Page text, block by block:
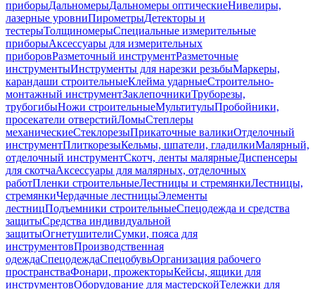
приборыДальномерыДальномеры оптическиеНивелиры,
лазерные уровниПирометрыДетекторы и
тестерыТолщиномерыСпециальные измерительные
приборыАксессуары для измерительных
приборовРазметочный инструментРазметочные
инструментыИнструменты для нарезки резьбыМаркеры,
карандаши строительныеКлейма ударныеСтроительно-
монтажный инструментЗаклепочникиТруборезы,
трубогибыНожи строительныеМультитулыПробойники,
просекатели отверстийЛомыСтеплеры
механическиеСтеклорезыПрикаточные валикиОтделочный
инструментПлиткорезыКельмы, шпатели, гладилкиМалярный,
отделочный инструментСкотч, ленты малярныеДиспенсеры
для скотчаАксессуары для малярных, отделочных
работПленки строительныеЛестницы и стремянкиЛестницы,
стремянкиЧердачные лестницыЭлементы
лестницПодъемники строительныеСпецодежда и средства
защитыСредства индивидуальной
защитыОгнетушителиСумки, пояса для
инструментовПроизводственная
одеждаСпецодеждаСпецобувьОрганизация рабочего
пространстваФонари, прожекторыКейсы, ящики для
инструментовОборудование для мастерскойТележки для